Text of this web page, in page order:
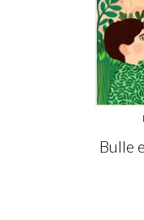
Bulle